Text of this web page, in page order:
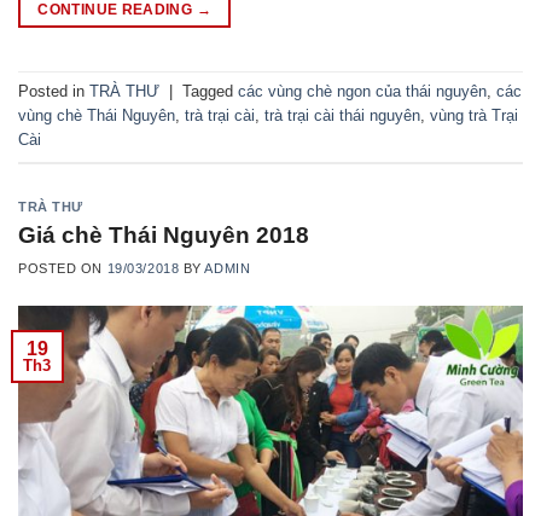
CONTINUE READING →
Posted in TRÀ THƯ Tagged các vùng chè ngon của thái nguyên, các
vùng chè Thái Nguyên, trà trại cài, trà trại cài thái nguyên, vùng trà Trại
Cài
TRÀ THƯ
Giá chè Thái Nguyên 2018
POSTED ON 19/03/2018 BYADMIN
19
Th3